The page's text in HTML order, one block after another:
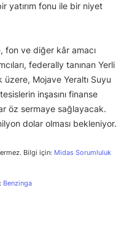
yatırım fonu ile bir niyet
fon ve diğer kâr amacı
federally tanınan Yerli
Mojave Yeraltı Suyu
inşasını finanse
öz sermaye sağlayacak.
dolar olması bekleniyor.
Bilgi için: Midas Sorumluluk
Benzinga